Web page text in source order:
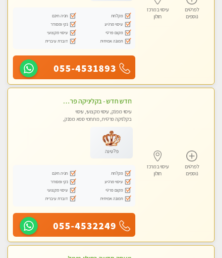
לפרטים
נוספים
עיסוי במרכז
חולון
מקלחת
חניה חינם
עיסוי מרגיע
נקי ומסודר
מקום פרטי
עיסוי מקצועי
תמונה אמיתית
דוברת עיברית
055-4531893
לפרטים
נוספים
עיסוי במרכז
חולון
חדש חדש - בקליניקה פרטית בבת ים עיסוי לחידוש אנרגיות עיסוי חלומי מומלץ מאוד !
עיסוי מפנק, עיסוי מקצועי, עיסוי
בקלניקה פרטית, מתחמי ספא מפנק,
פלטינה
מקלחת
חניה חינם
עיסוי מרגיע
נקי ומסודר
מקום פרטי
עיסוי מקצועי
תמונה אמיתית
דוברת עיברית
055-4532249